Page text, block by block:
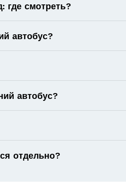
где смотреть?
автобус?
автобус?
отдельно?